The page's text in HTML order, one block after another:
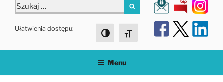
Szukaj:
Szukaj
Ułatwienia dostępu:
Toggle High Contrast
Toggle Font size
Menu